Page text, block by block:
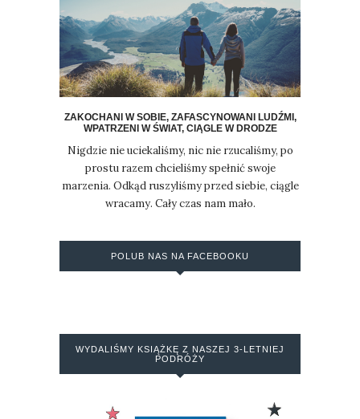
ZAKOCHANI W SOBIE, ZAFASCYNOWANI LUDŹMI,
WPATRZENI W ŚWIAT, CIĄGLE W DRODZE
Nigdzie nie uciekaliśmy, nic nie rzucaliśmy, po
prostu razem chcieliśmy spełnić swoje
marzenia. Odkąd ruszyliśmy przed siebie, ciągle
wracamy. Cały czas nam mało.
POLUB NAS NA FACEBOOKU
WYDALIŚMY KSIĄŻKĘ Z NASZEJ 3-LETNIEJ
PODRÓŻY